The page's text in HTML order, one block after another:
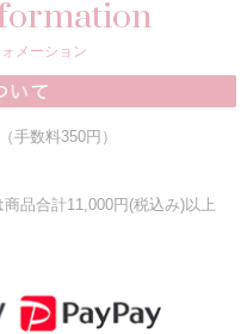
メーション
数料350円）
品合計11,000円(税込み)以上